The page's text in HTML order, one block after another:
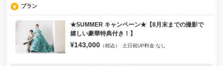
プラン
★SUMMER キャンペーン★【8月末までの撮影で
嬉しい豪華特典付き！】
¥143,000 （税込） 土日祝UP料金 なし